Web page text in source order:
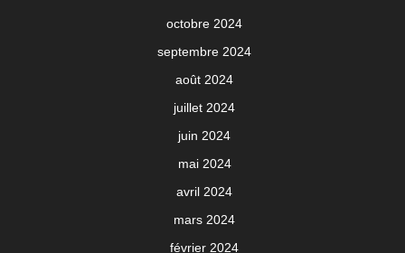
octobre 2024
septembre 2024
août 2024
juillet 2024
juin 2024
mai 2024
avril 2024
mars 2024
février 2024